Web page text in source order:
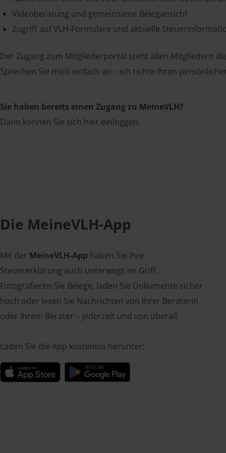
Videoberatung und gemeinsame Belegansicht
Zugriff auf VLH-Formulare und aktuelle
Der Zugang zum Mitgliederportal steht allen Mitgliedern
Sprechen Sie mich einfach an – ich richte Ihren
Sie haben bereits einen Zugang zu MeineVLH?
Dann können Sie sich hier einloggen.
Die MeineVLH-App
Mit der MeineVLH-App haben Sie Ihre
Steuererklärung auch unterwegs im Griff.
Fotografieren Sie Belege, laden Sie Dokumente sicher
hoch oder lesen Sie Nachrichten von Ihrer Beraterin
oder Ihrem Berater – jederzeit und von überall.
Laden Sie die App kostenlos herunter: